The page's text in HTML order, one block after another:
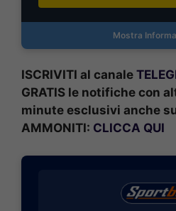
Mostra
ISCRIVITI al canale
GRATIS le notifiche con
minute esclusivi anche su
AMMONITI: CLICCA QUI